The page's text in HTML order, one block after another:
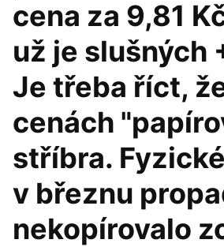
cena za 9,81
už je slušných
Je třeba říct,
cenách
stříbra.
v březnu
nekopírovalo